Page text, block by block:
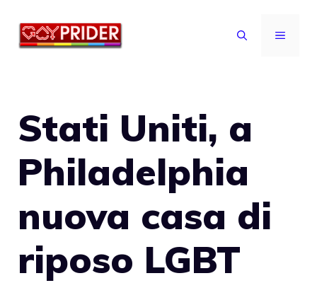
MENU
Stati Uniti, a
Philadelphia
nuova casa di
riposo LGBT